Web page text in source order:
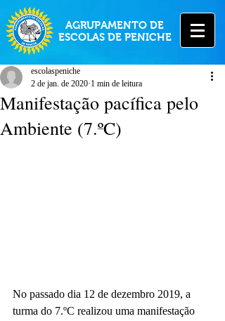
AGRUPAMENTO DE
ESCOLAS DE PENICHE
Manifestação pacífica pelo
Ambiente (7.ºC)
escolaspeniche
2 de jan. de 2020 1 min de leitura
No passado dia 12 de dezembro 2019, a
turma do 7.ºC realizou uma manifestação